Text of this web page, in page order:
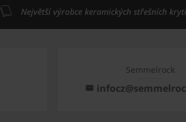
Největší výrobce keramických střešních
Semmelrock